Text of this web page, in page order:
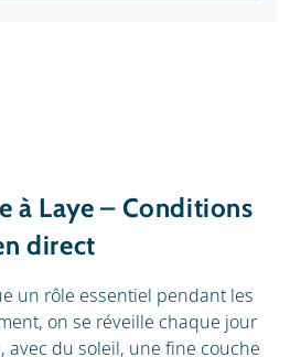
à Laye – Conditions
direct
un rôle essentiel pendant les
on se réveille chaque jour
du soleil, une fine couche